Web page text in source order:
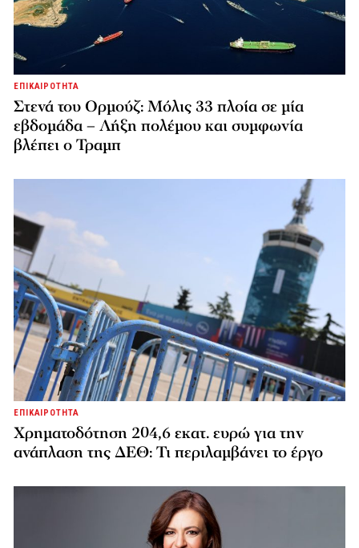
ΕΠΙΚΑΙΡΟΤΗΤΑ
Στενά του Ορμούζ: Μόλις 33 πλοία σε μία
εβδομάδα – Λήξη πολέμου και συμφωνία
βλέπει ο Τραμπ
ΕΠΙΚΑΙΡΟΤΗΤΑ
Χρηματοδότηση 204,6 εκατ. ευρώ για την
ανάπλαση της ΔΕΘ: Τι περιλαμβάνει το έργο